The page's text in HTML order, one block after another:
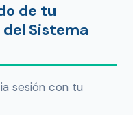
de tu
Sistema
sesión con tu